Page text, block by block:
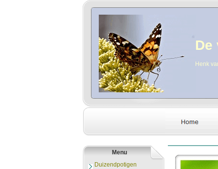
De
Henk
Menu
Duizendpotigen